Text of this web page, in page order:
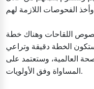
اللقاحات وهناك خطة
الخطة دقيقة وتراعي
العالمية، وستعتمد على
المساواة وفق الأولويات.